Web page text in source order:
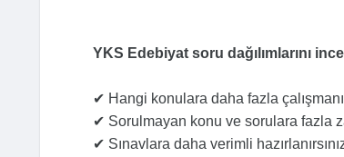
YKS Edebiyat soru dağılımlarını
✔ Hangi konulara daha fazla
✔ Sorulmayan konu ve sorulara fazla
✔ Sınavlara daha verimli